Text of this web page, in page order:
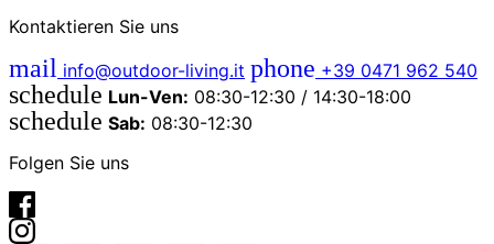
Kontaktieren Sie uns
mail info@outdoor-living.it phone +39 0471 962 540
schedule Lun-Ven: 08:30-12:30 / 14:30-18:00
schedule Sab: 08:30-12:30
Folgen Sie uns